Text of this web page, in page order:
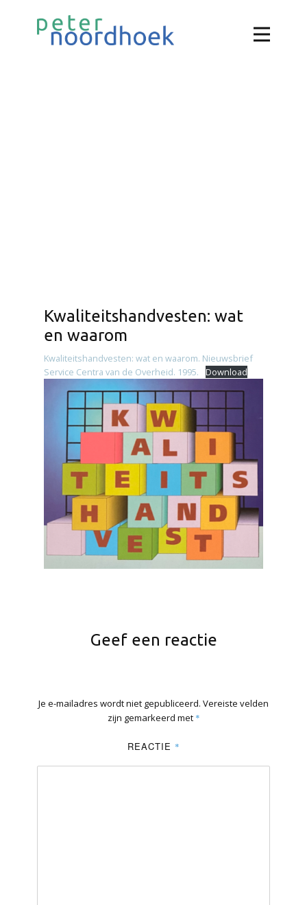
Kwaliteitshandvesten: wat
en waarom
Kwaliteitshandvesten: wat en waarom. Nieuwsbrief
Service Centra van de Overheid. 1995.
Download
Geef een reactie
Je e-mailadres wordt niet gepubliceerd. Vereiste velden
zijn gemarkeerd met *
REACTIE *